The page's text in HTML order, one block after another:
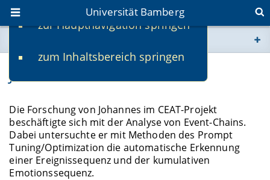
zur Hauptnavigation springen
zum Inhaltsbereich springen
Universität Bamberg
www.uni-bamberg.de
fis.uni-bamberg.de
Johannes Schäfer
Die Forschung von Johannes im CEAT-Projekt
beschäftigte sich mit der Analyse von Event-Chains.
Dabei untersuchte er mit Methoden des Prompt
Tuning/Optimization die automatische Erkennung
einer Ereignissequenz und der kumulativen
Emotionssequenz.